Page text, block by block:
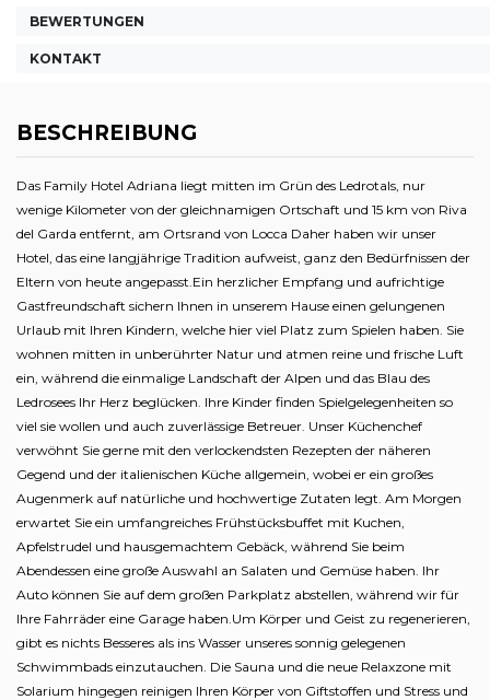
BEWERTUNGEN
KONTAKT
BESCHREIBUNG
Das Family Hotel Adriana liegt mitten im Grün des Ledrotals, nur
wenige Kilometer von der gleichnamigen Ortschaft und 15 km von Riva
del Garda entfernt, am Ortsrand von Locca Daher haben wir unser
Hotel, das eine langjährige Tradition aufweist, ganz den Bedürfnissen der
Eltern von heute angepasst.Ein herzlicher Empfang und aufrichtige
Gastfreundschaft sichern Ihnen in unserem Hause einen gelungenen
Urlaub mit Ihren Kindern, welche hier viel Platz zum Spielen haben. Sie
wohnen mitten in unberührter Natur und atmen reine und frische Luft
ein, während die einmalige Landschaft der Alpen und das Blau des
Ledrosees Ihr Herz beglücken. Ihre Kinder finden Spielgelegenheiten so
viel sie wollen und auch zuverlässige Betreuer. Unser Küchenchef
verwöhnt Sie gerne mit den verlockendsten Rezepten der näheren
Gegend und der italienischen Küche allgemein, wobei er ein großes
Augenmerk auf natürliche und hochwertige Zutaten legt. Am Morgen
erwartet Sie ein umfangreiches Frühstücksbuffet mit Kuchen,
Apfelstrudel und hausgemachtem Gebäck, während Sie beim
Abendessen eine große Auswahl an Salaten und Gemüse haben. Ihr
Auto können Sie auf dem großen Parkplatz abstellen, während wir für
Ihre Fahrräder eine Garage haben.Um Körper und Geist zu regenerieren,
gibt es nichts Besseres als ins Wasser unseres sonnig gelegenen
Schwimmbads einzutauchen. Die Sauna und die neue Relaxzone mit
Solarium hingegen reinigen Ihren Körper von Giftstoffen und Stress und